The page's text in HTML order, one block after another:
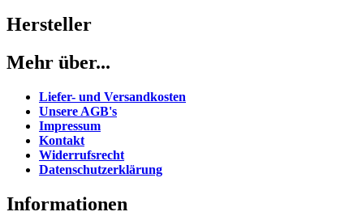
Hersteller
Mehr über...
Liefer- und Versandkosten
Unsere AGB's
Impressum
Kontakt
Widerrufsrecht
Datenschutzerklärung
Informationen